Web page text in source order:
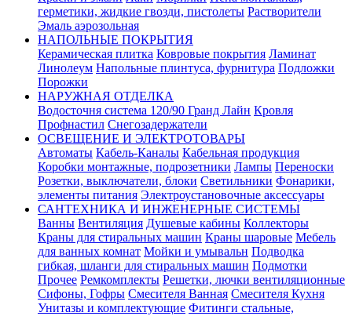
герметики, жидкие гвозди, пистолеты Растворители
Эмаль аэрозольная
НАПОЛЬНЫЕ ПОКРЫТИЯ
Керамическая плитка Ковровые покрытия Ламинат
Линолеум Напольные плинтуса, фурнитура Подложки
Порожки
НАРУЖНАЯ ОТДЕЛКА
Водосточня система 120/90 Гранд Лайн Кровля
Профнастил Снегозадержатели
ОСВЕЩЕНИЕ И ЭЛЕКТРОТОВАРЫ
Автоматы Кабель-Каналы Кабельная продукция
Коробки монтажные, подрозетники Лампы Переноски
Розетки, выключатели, блоки Светильники Фонарики,
элементы питания Электроустановочные аксессуары
САНТЕХНИКА И ИНЖЕНЕРНЫЕ СИСТЕМЫ
Ванны Вентиляция Душевые кабины Коллекторы
Краны для стиральных машин Краны шаровые Мебель
для ванных комнат Мойки и умывальн Подводка
гибкая, шланги для стиральных машин Подмотки
Прочее Ремкомплекты Решетки, лючки вентиляционные
Сифоны, Гофры Смесителя Ванная Смесителя Кухня
Унитазы и комплектующие Фитинги стальные,